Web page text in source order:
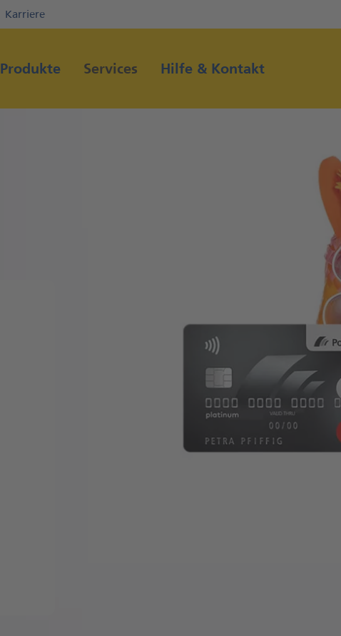
Direkt zur Hauptnavigation (Enter drücken)
Karriere
Produkte Services Hilfe & Kontakt